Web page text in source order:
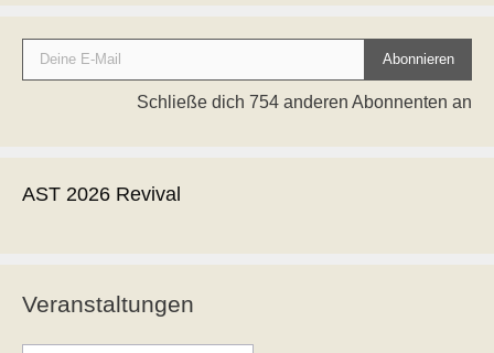
Deine E-Mail
Abonnieren
Schließe dich 754 anderen Abonnenten an
AST 2026 Revival
Veranstaltungen